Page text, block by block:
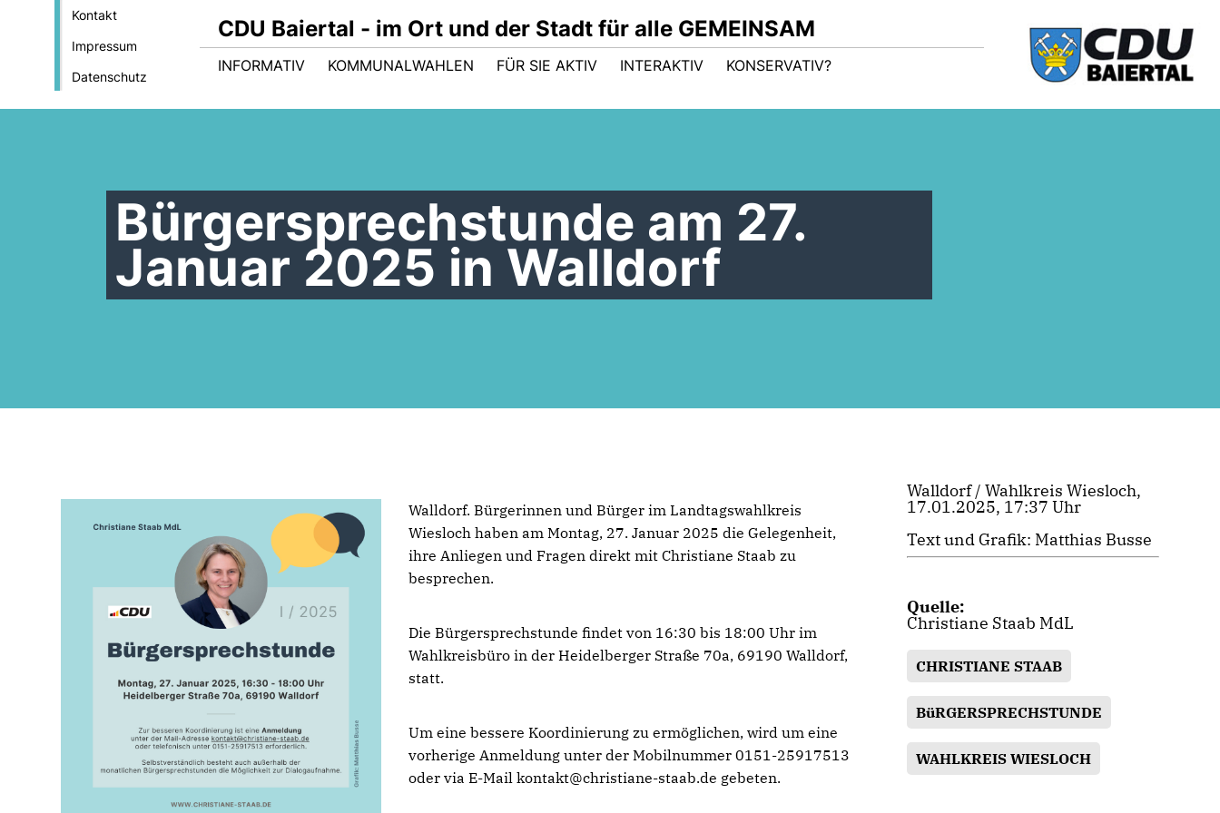
Kontakt
Impressum
Datenschutz
CDU Baiertal - im Ort und der Stadt für alle GEMEINSAM
INFORMATIV KOMMUNALWAHLEN FÜR SIE AKTIV INTERAKTIV KONSERVATIV?
Bürgersprechstunde am 27.
Januar 2025 in Walldorf
Walldorf. Bürgerinnen und Bürger im Landtagswahlkreis
Wiesloch haben am Montag, 27. Januar 2025 die Gelegenheit,
ihre Anliegen und Fragen direkt mit Christiane Staab zu
besprechen.
Die Bürgersprechstunde findet von 16:30 bis 18:00 Uhr im
Wahlkreisbüro in der Heidelberger Straße 70a, 69190 Walldorf,
statt.
Um eine bessere Koordinierung zu ermöglichen, wird um eine
vorherige Anmeldung unter der Mobilnummer 0151-25917513
oder via E-Mail kontakt@christiane-staab.de gebeten.
Walldorf / Wahlkreis Wiesloch,
17.01.2025, 17:37 Uhr
Text und Grafik: Matthias Busse
Quelle:
Christiane Staab MdL
CHRISTIANE STAAB
BüRGERSPRECHSTUNDE
WAHLKREIS WIESLOCH